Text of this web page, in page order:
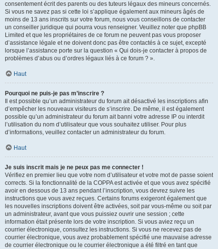
consentement écrit des parents ou des tuteurs légaux des mineurs concernés.
Si vous ne savez pas si cette loi s’applique également aux mineurs âgés de
moins de 13 ans inscrits sur votre forum, nous vous conseillons de contacter
un conseiller juridique qui pourra vous renseigner. Veuillez noter que phpBB
Limited et que les propriétaires de ce forum ne peuvent pas vous proposer
d’assistance légale et ne doivent donc pas être contactés à ce sujet, excepté
lorsque l’assistance porte sur la question « Qui dois-je contacter à propos de
problèmes d’abus ou d’ordres légaux liés à ce forum ? ».
Haut
Pourquoi ne puis-je pas m’inscrire ?
Il est possible qu’un administrateur du forum ait désactivé les inscriptions afin
d’empêcher les nouveaux visiteurs de s’inscrire. De même, il est également
possible qu’un administrateur du forum ait banni votre adresse IP ou interdit
l’utilisation du nom d’utilisateur que vous souhaitez utiliser. Pour plus
d’informations, veuillez contacter un administrateur du forum.
Haut
Je suis inscrit mais je ne peux pas me connecter !
Vérifiez en premier lieu que votre nom d’utilisateur et votre mot de passe soient
corrects. Si la fonctionnalité de la COPPA est activée et que vous avez spécifié
avoir en dessous de 13 ans pendant l’inscription, vous devrez suivre les
instructions que vous avez reçues. Certains forums exigeront également que
les nouvelles inscriptions doivent être activées, soit par vous-même ou soit par
un administrateur, avant que vous puissiez ouvrir une session ; cette
information était présente lors de votre inscription. Si vous aviez reçu un
courrier électronique, consultez les instructions. Si vous ne recevez pas de
courrier électronique, vous avez probablement spécifié une mauvaise adresse
de courrier électronique ou le courrier électronique a été filtré en tant que